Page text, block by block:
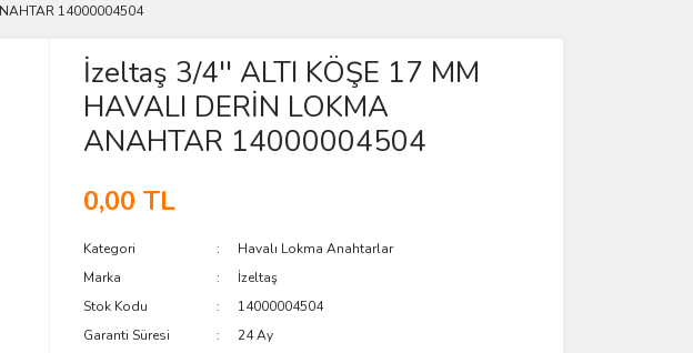
14000004504
İzeltaş 3/4'' ALTI KÖŞE 17 MM
HAVALI DERİN LOKMA
ANAHTAR 14000004504
0,00 TL
Kategori
Havalı Lokma Anahtarlar
Marka
İzeltaş
Stok Kodu
14000004504
Garanti Süresi
24 Ay